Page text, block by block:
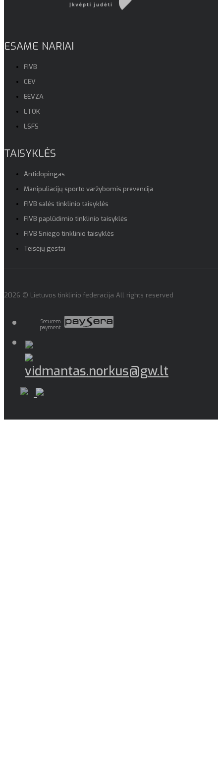
ESAME NARIAI
FIVB
CEV
EEVZA
LTOK
LSFS
TAISYKLĖS
Antidopingas
Manipuliacijų sporto varžybomis prevencija
FIVB salės tinklinio taisyklės
FIVB paplūdimio tinklinio taisyklės
FIVB Sniego tinklinio taisyklės
Teisėjų gestai
2026 © Lietuvos tinklinio federacija All rights reserved
Securem
payment